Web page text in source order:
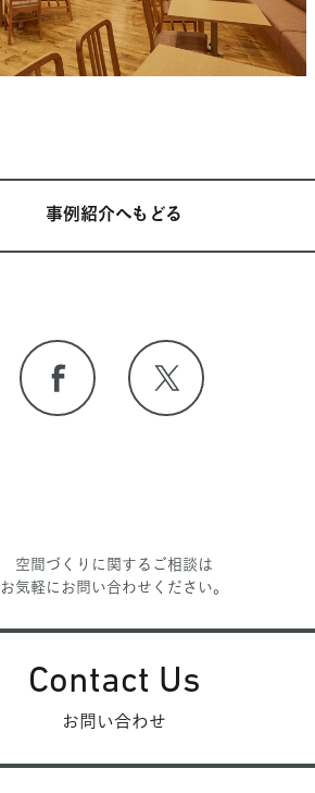
事例紹介へもどる
空間づくりに関するご相談は
お気軽にお問い合わせください。
Contact Us
お問い合わせ